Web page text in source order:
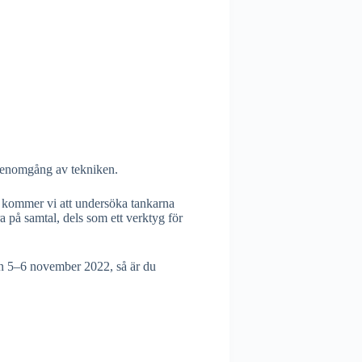
av tekniken.
vi att undersöka tankarna
på samtal, dels som ett verktyg för
5–6 november 2022, så är du